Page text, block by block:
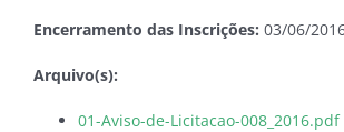
Encerramento das Inscrições: 03/06/
Arquivo(s):
01-Aviso-de-Licitacao-008_2016.pdf